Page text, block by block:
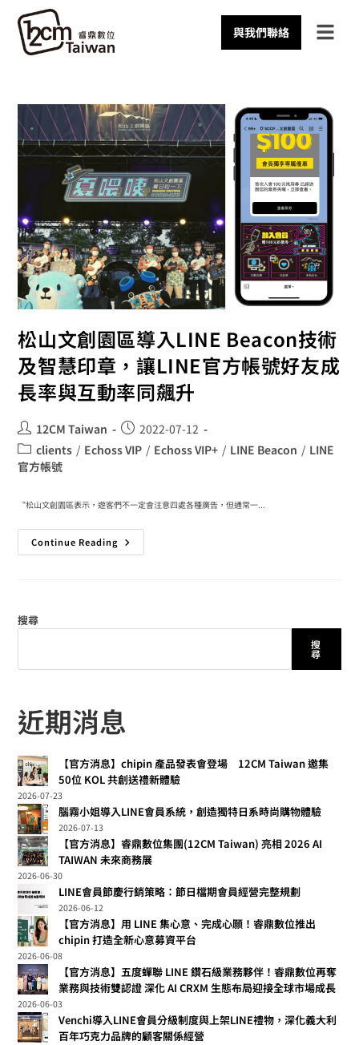
與我們聯絡
松山文創園區導入LINE Beacon技術
及智慧印章，讓LINE官方帳號好友成
長率與互動率同飆升
12CM Taiwan
2022-07-12
clients / Echoss VIP / Echoss VIP+ / LINE Beacon / LINE
官方帳號
“松山文創園區表示，遊客們不⼀定會注意四處各種廣告，但通常⼀...
Continue Reading
搜尋
搜
尋
近期消息
【官方消息】chipin 產品發表會登場 12CM Taiwan 邀集
50位 KOL 共創送禮新體驗
2026-07-23
腦霧小姐導入LINE會員系統，創造獨特日系時尚購物體驗
2026-07-13
【官方消息】睿鼎數位集團(12CM Taiwan) 亮相 2026 AI
TAIWAN 未來商務展
2026-06-30
LINE會員節慶行銷策略：節日檔期會員經營完整規劃
2026-06-12
【官方消息】用 LINE 集心意、完成心願！睿鼎數位推出
chipin 打造全新心意募資平台
2026-06-08
【官方消息】五度蟬聯 LINE 鑽石級業務夥伴！睿鼎數位再奪
業務與技術雙認證 深化 AI CRXM 生態布局迎接全球市場成長
2026-06-03
Venchi導入LINE會員分級制度與上架LINE禮物，深化義大利
百年巧克力品牌的顧客關係經營